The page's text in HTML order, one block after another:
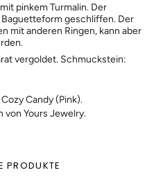
pinkem Turmalin. Der
geschliffen. Der
mit anderen Ringen, kann aber
vergoldet. Schmuckstein:
Candy (Pink).
von Yours Jewelry.
PRODUKTE